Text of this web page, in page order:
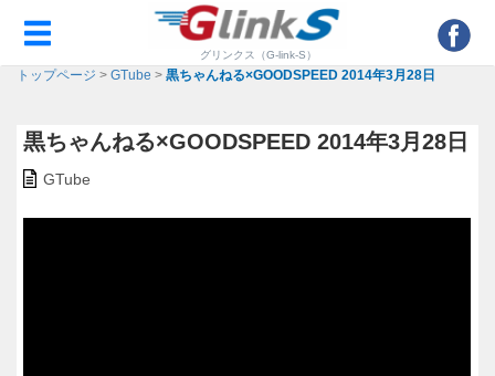
グリンクス（G-link-S）
トップページ > GTube > 黒ちゃんねる×GOODSPEED 2014年3月28日
黒ちゃんねる×GOODSPEED 2014年3月28日
GTube